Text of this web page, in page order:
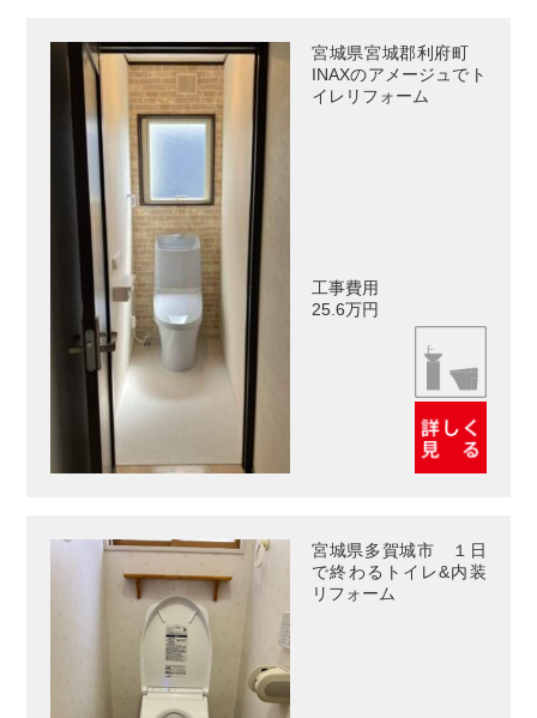
宮城県宮城郡利府町
INAXのアメージュでト
イレリフォーム
工事費用
25.6万円
宮城県多賀城市 １日
で終わるトイレ&内装
リフォーム